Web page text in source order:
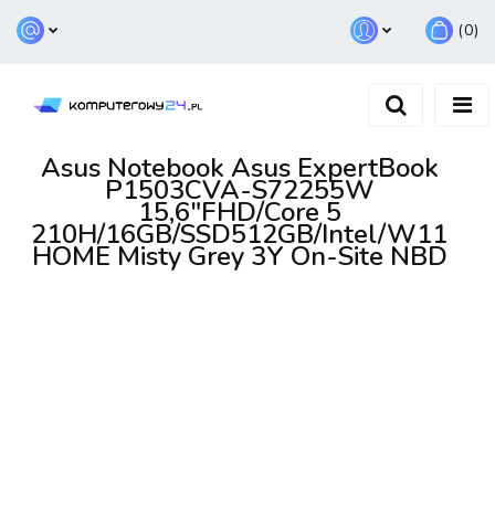
Zarejestruj się
(0)
Asus Notebook Asus ExpertBook
P1503CVA-S72255W
15,6"FHD/Core 5
210H/16GB/SSD512GB/Intel/W11
HOME Misty Grey 3Y On-Site NBD